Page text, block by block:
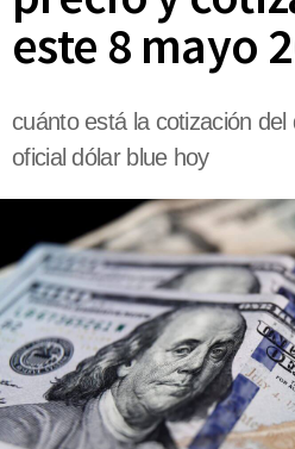
este 8 mayo
cuánto está la cotización
oficial dólar blue hoy